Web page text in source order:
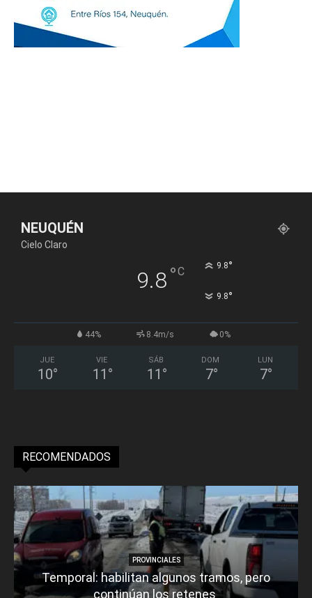
NEUQUÉN
Cielo Claro
9.8°C 9.8°
9.8°
44% 8.4m/s 0%
JUE
10°
VIE
11 °
SÁB
11 °
DOM
7°
LUN
7°
RECOMENDADOS
PROVINCIALES
Temporal: habilitan algunos tramos, pero
continúan los retenes